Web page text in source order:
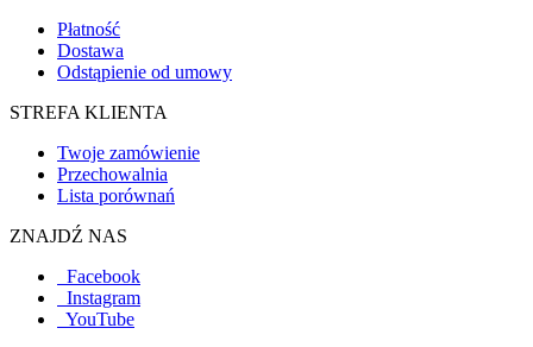
Płatność
Dostawa
Odstąpienie od umowy
STREFA KLIENTA
Twoje zamówienie
Przechowalnia
Lista porównań
ZNAJDŹ NAS
Facebook
Instagram
YouTube